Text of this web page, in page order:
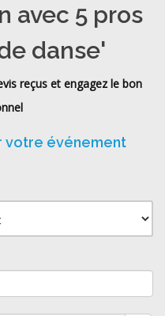
avec 5 pros
danse'
reçus et engagez le bon
votre événement